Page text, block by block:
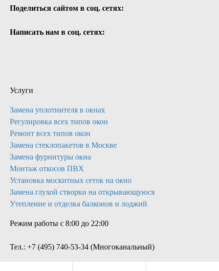
Поделиться сайтом в соц. сетях:
Написать нам в соц. сетях:
Услуги
Замена уплотнителя в окнах
Регулировка всех типов окон
Ремонт всех типов окон
Замена стеклопакетов в Москве
Замена фурнитуры окна
Монтаж откосов ПВХ
Установка москитных сеток на окно
Замена глухой створки на открывающуюся
Утепление и отделка балконов и лоджий
Режим работы с 8:00 до 22:00
Тел.: +7 (495) 740-53-34 (Многоканальный)